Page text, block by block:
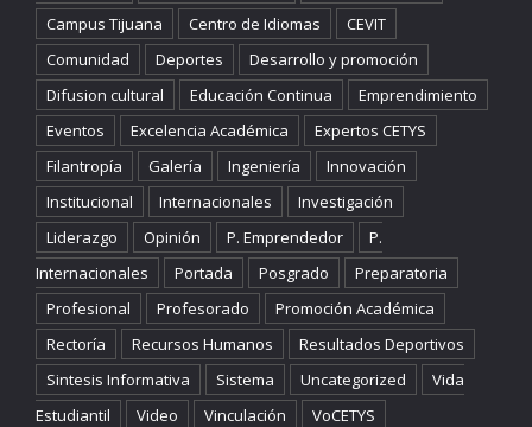
Campus Tijuana
Centro de Idiomas
CEVIT
Comunidad
Deportes
Desarrollo y promoción
Difusion cultural
Educación Continua
Emprendimiento
Eventos
Excelencia Académica
Expertos CETYS
Filantropía
Galería Ingeniería
Innovación
Institucional
Internacionales
Investigación
Liderazgo
Opinión P. Emprendedor
P.
Internacionales
Portada Posgrado
Preparatoria
Profesional
Profesorado
Promoción Académica
Rectoría
Recursos Humanos
Resultados Deportivos
Sintesis Informativa
Sistema Uncategorized
Vida
Estudiantil
Video Vinculación VoCETYS